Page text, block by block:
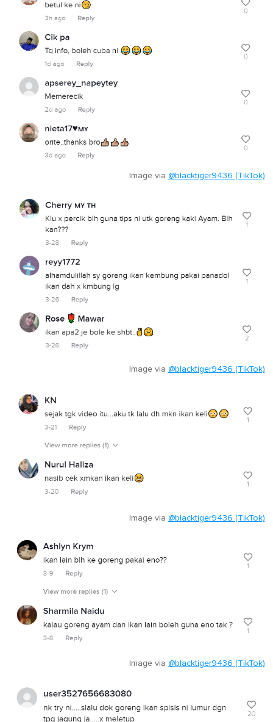
Image via @blacktiger9436 (TikTok)
Image via @blacktiger9436 (TikTok)
Image via @blacktiger9436 (TikTok)
Image via @blacktiger9436 (TikTok)